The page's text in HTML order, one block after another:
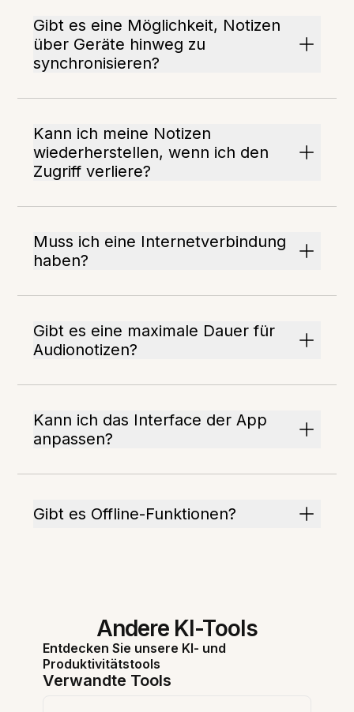
Gibt es eine Möglichkeit, Notizen
über Geräte hinweg zu
synchronisieren?
Kann ich meine Notizen
wiederherstellen, wenn ich den
Zugriff verliere?
Muss ich eine Internetverbindung
haben?
Gibt es eine maximale Dauer für
Audionotizen?
Kann ich das Interface der App
anpassen?
Gibt es Offline-Funktionen?
Andere KI-Tools
Entdecken Sie unsere KI- und
Produktivitätstools
Verwandte Tools